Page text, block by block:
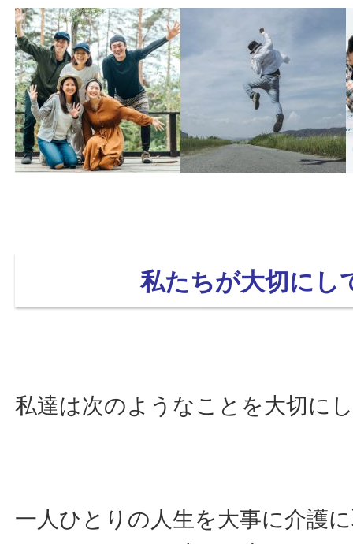
私たちが大切にし
私達は次のようなことを大切に
一人ひとりの人生を大事に介護